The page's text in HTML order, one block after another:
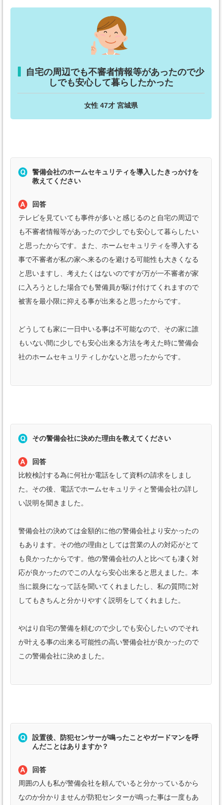
自宅の周辺でも不審者情報等があったので少
しでも安心して暮らしたかった
女性 47才 宮城県
警備会社のホームセキュリティを導入したきっかけを
教えてください
回答
テレビを見ていても事件が多いと感じるのと自宅の周辺で
も不審者情報等があったので少しでも安心して暮らしたい
と思ったからです。また、ホームセキュリティを導入する
事で不審者が私の家へ来るのを避ける可能性も大きくなる
と思いますし、考えたくはないのですが万が一不審者が家
に入ろうとした場合でも警備員が駆け付けてくれますので
被害を最小限に抑える事が出来ると思ったからです。
どうしても家に一日中いる事は不可能なので、その家に誰
もいない間に少しでも安心出来る方法を考えた時に警備会
社のホームセキュリティしかないと思ったからです。
その警備会社に決めた理由を教えてください
回答
比較検討する為に何社か電話をして資料の請求をしまし
た。その後、電話でホームセキュリティと警備会社の詳し
い説明を聞きました。
警備会社の決めては金額的に他の警備会社より安かったの
もあります。その他の理由としては営業の人の対応がとて
も良かったからです。他の警備会社の人と比べても凄く対
応が良かったのでこの人なら安心出来ると思えました。本
当に親身になって話を聞いてくれましたし、私の質問に対
してもきちんと分かりやすく説明をしてくれました。
やはり自宅の警備を頼むので少しでも安心したいのでそれ
が叶える事の出来る可能性の高い警備会社が良かったので
この警備会社に決めました。
設置後、防犯センサーが鳴ったことやガードマンを呼
んだことはありますか？
回答
周囲の人も私が警備会社を頼んでいると分かっているから
なのか分かりませんが防犯センターが鳴った事は一度もあ